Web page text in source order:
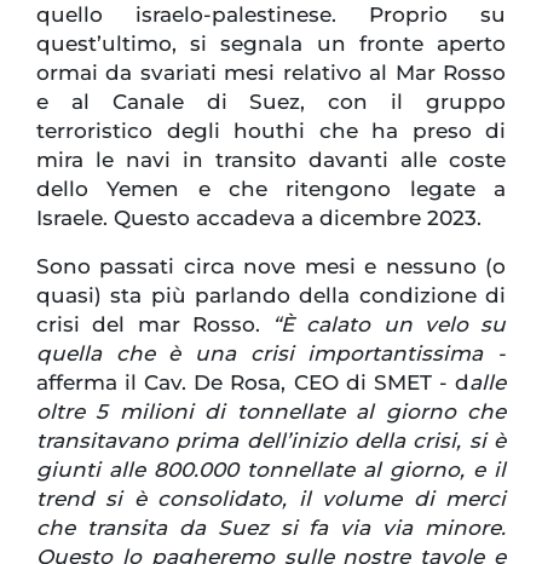
quello israelo-palestinese. Proprio su
quest’ultimo, si segnala un fronte aperto
ormai da svariati mesi relativo al Mar Rosso
e al Canale di Suez, con il gruppo
terroristico degli houthi che ha preso di
mira le navi in transito davanti alle coste
dello Yemen e che ritengono legate a
Israele. Questo accadeva a dicembre 2023.
Sono passati circa nove mesi e nessuno (o
quasi) sta più parlando della condizione di
crisi del mar Rosso.
“È calato un velo su
quella che è una crisi importantissima -
afferma il Cav. De Rosa, CEO di SMET - dalle
oltre 5 milioni di tonnellate al giorno che
transitavano prima dell’inizio della crisi, si è
giunti alle 800.000 tonnellate al giorno, e il
trend si è consolidato, il volume di merci
che transita da Suez si fa via via minore.
Questo lo pagheremo sulle nostre tavole e